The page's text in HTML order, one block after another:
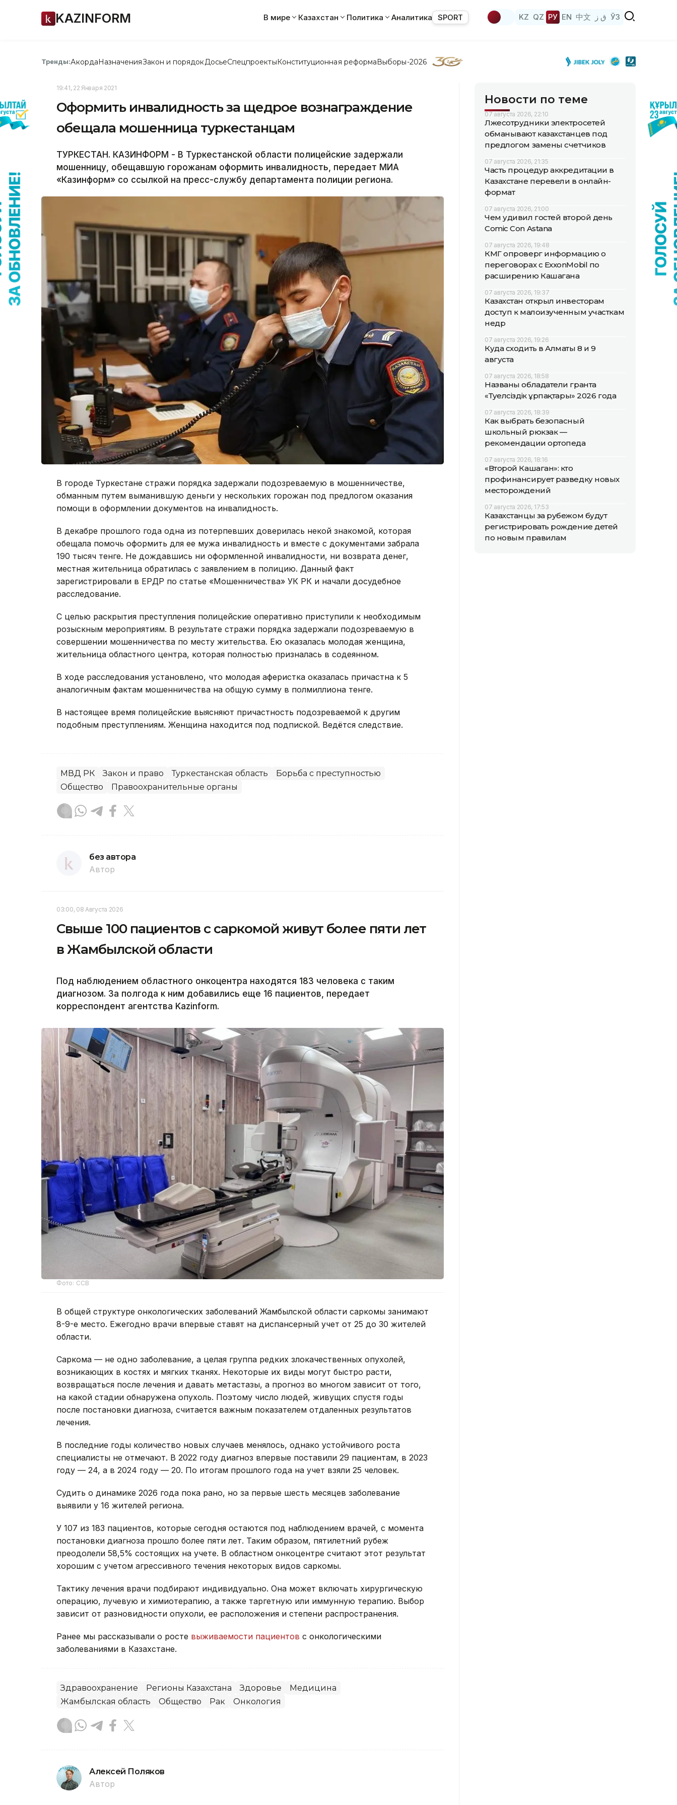
KAZINFORM В мире Казахстан Политика Аналитика SPORT KZ QZ РУ EN 中文 ق ز ЎЗ
Тренды:АкордаНазначенияЗакон и порядок ДосьеСпецпроектыКонституционная реформаВыборы-2026
19:41, 22 Января 2021
Оформить инвалидность за щедрое вознаграждение
обещала мошенница туркестанцам
ТУРКЕСТАН. КАЗИНФОРМ - В Туркестанской области полицейские задержали
мошенницу, обещавшую горожанам оформить инвалидность, передает МИА
«Казинформ» со ссылкой на пресс-службу департамента полиции региона.
В городе Туркестане стражи порядка задержали подозреваемую в мошенничестве,
обманным путем выманившую деньги у нескольких горожан под предлогом оказания
помощи в оформлении документов на инвалидность.
В декабре прошлого года одна из потерпевших доверилась некой знакомой, которая
обещала помочь оформить для ее мужа инвалидность и вместе с документами забрала
190 тысяч тенге. Не дождавшись ни оформленной инвалидности, ни возврата денег,
местная жительница обратилась с заявлением в полицию. Данный факт
зарегистрировали в ЕРДР по статье «Мошенничества» УК РК и начали досудебное
расследование.
С целью раскрытия преступления полицейские оперативно приступили к необходимым
розыскным мероприятиям. В результате стражи порядка задержали подозреваемую в
совершении мошенничества по месту жительства. Ею оказалась молодая женщина,
жительница областного центра, которая полностью призналась в содеянном.
В ходе расследования установлено, что молодая аферистка оказалась причастна к 5
аналогичным фактам мошенничества на общую сумму в полмиллиона тенге.
В настоящее время полицейские выясняют причастность подозреваемой к другим
подобным преступлениям. Женщина находится под подпиской. Ведётся следствие.
МВД РК Закон и право Туркестанская область
Борьба с преступностью
Общество
Правоохранительные органы
без автора
Автор
03:00, 08 Августа 2026
Свыше 100 пациентов с саркомой живут более пяти лет
в Жамбылской области
Под наблюдением областного онкоцентра находятся 183 человека с таким
диагнозом. За полгода к ним добавились еще 16 пациентов, передает
корреспондент агентства Kazinform.
Фото: ССВ
В общей структуре онкологических заболеваний Жамбылской области саркомы занимают
8-9-е место. Ежегодно врачи впервые ставят на диспансерный учет от 25 до 30 жителей
области.
Саркома — не одно заболевание, а целая группа редких злокачественных опухолей,
возникающих в костях и мягких тканях. Некоторые их виды могут быстро расти,
возвращаться после лечения и давать метастазы, а прогноз во многом зависит от того,
на какой стадии обнаружена опухоль. Поэтому число людей, живущих спустя годы
после постановки диагноза, считается важным показателем отдаленных результатов
лечения.
В последние годы количество новых случаев менялось, однако устойчивого роста
специалисты не отмечают. В 2022 году диагноз впервые поставили 29 пациентам, в 2023
году — 24, а в 2024 году — 20. По итогам прошлого года на учет взяли 25 человек.
Судить о динамике 2026 года пока рано, но за первые шесть месяцев заболевание
выявили у 16 жителей региона.
У 107 из 183 пациентов, которые сегодня остаются под наблюдением врачей, с момента
постановки диагноза прошло более пяти лет. Таким образом, пятилетний рубеж
преодолели 58,5% состоящих на учете. В областном онкоцентре считают этот результат
хорошим с учетом агрессивного течения некоторых видов саркомы.
Тактику лечения врачи подбирают индивидуально. Она может включать хирургическую
операцию, лучевую и химиотерапию, а также таргетную или иммунную терапию. Выбор
зависит от разновидности опухоли, ее расположения и степени распространения.
Ранее мы рассказывали о росте выживаемости пациентов с онкологическими
заболеваниями в Казахстане.
Здравоохранение Регионы Казахстана Здоровье
Медицина
Жамбылская область
Общество Рак Онкология
Алексей Поляков
Автор
Новости по теме
07 августа 2026, 22:10
Лжесотрудники электросетей
обманывают казахстанцев под
предлогом замены счетчиков
07 августа 2026, 21:35
Часть процедур аккредитации в
Казахстане перевели в онлайн-
формат
07 августа 2026, 21:00
Чем удивил гостей второй день
Comic Con Astana
07 августа 2026, 19:48
КМГ опроверг информацию о
переговорах с ExxonMobil по
расширению Кашагана
07 августа 2026, 19:37
Казахстан открыл инвесторам
доступ к малоизученным участкам
недр
07 августа 2026, 19:26
Куда сходить в Алматы 8 и 9
августа
07 августа 2026, 18:58
Названы обладатели гранта
«Тәуелсіздік ұрпақтары» 2026 года
07 августа 2026, 18:39
Как выбрать безопасный
школьный рюкзак —
рекомендации ортопеда
07 августа 2026, 18:16
«Второй Кашаган»: кто
профинансирует разведку новых
месторождений
07 августа 2026, 17:53
Казахстанцы за рубежом будут
регистрировать рождение детей
по новым правилам